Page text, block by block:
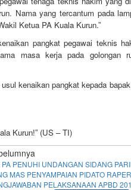
Nama yang tercantum pada
Ketua PA Kuala Kurun.”
pangkat pegawai teknis
masa kerja pada golongan
kenaikan pangkat kepada
Kurun!” (US – TI)
PENUHI UNDANGAN SIDANG
MAS PENYAMPAIAN PIDATO
PELAKSANAAN APBD